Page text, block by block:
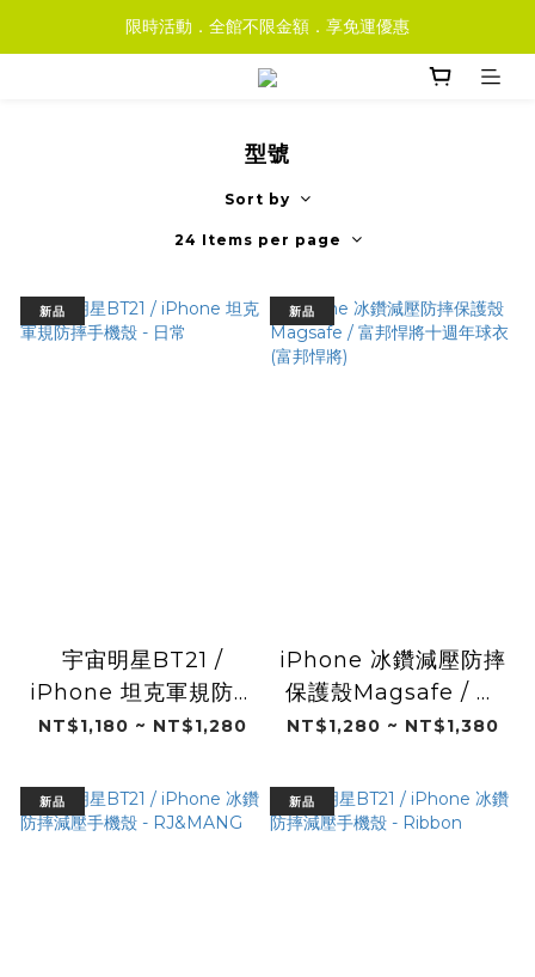
限時活動．全館不限金額．享免運優惠
型號
Sort by
24 Items per page
新品
宇宙明星BT21 /
iPhone 坦克軍規防摔
手機殼 - 日常
NT$1,180 ~ NT$1,280
新品
iPhone 冰鑽減壓防摔
保護殼Magsafe / 富
邦悍將十週年球衣(富
NT$1,280 ~ NT$1,380
新品 新品